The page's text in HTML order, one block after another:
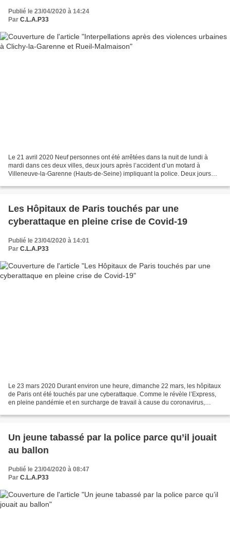
Publié le 23/04/2020 à 14:24
Par C.L.A.P33
Le 21 avril 2020 Neuf personnes ont été arrêtées dans la nuit de lundi à
mardi dans ces deux villes, deux jours après l’accident d’un motard à
Villeneuve-la-Garenne (Hauts-de-Seine) impliquant la police. Deux jours
Les Hôpitaux de Paris touchés par une
cyberattaque en pleine crise de Covid-19
Publié le 23/04/2020 à 14:01
Par C.L.A.P33
Le 23 mars 2020 Durant environ une heure, dimanche 22 mars, les hôpitaux
de Paris ont été touchés par une cyberattaque. Comme le révèle l’Express,
en pleine pandémie et en surcharge de travail à cause du coronavirus,
Un jeune tabassé par la police parce qu’il jouait
au ballon
Publié le 23/04/2020 à 08:47
Par C.L.A.P33